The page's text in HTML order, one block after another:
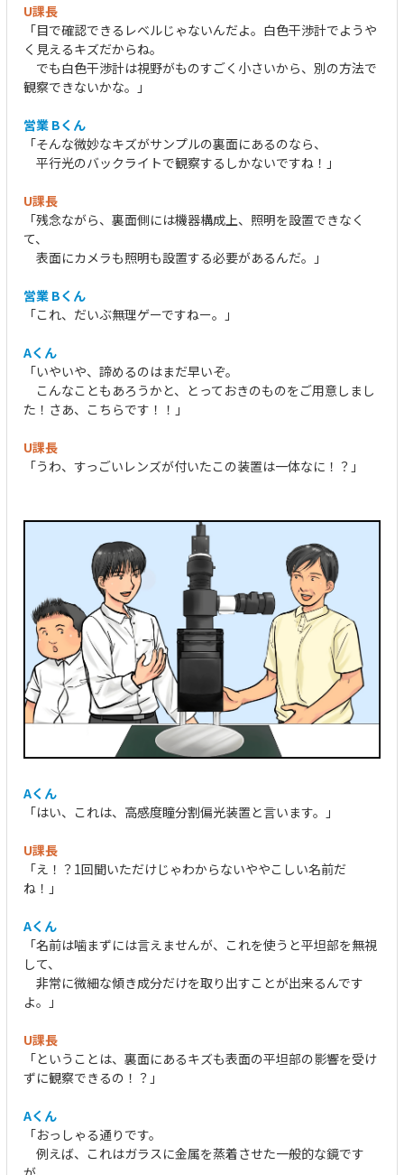
U課長
「目で確認できるレベルじゃないんだよ。白色干渉計でようや
く見えるキズだからね。
でも白色干渉計は視野がものすごく小さいから、別の方法で
観察できないかな。」
営業 Bくん
「そんな微妙なキズがサンプルの裏面にあるのなら、
平行光のバックライトで観察するしかないですね！」
U課長
「残念ながら、裏面側には機器構成上、照明を設置できなく
て、
表面にカメラも照明も設置する必要があるんだ。」
営業 Bくん
「これ、だいぶ無理ゲーですねー。」
Aくん
「いやいや、諦めるのはまだ早いぞ。
こんなこともあろうかと、とっておきのものをご用意しまし
た！さあ、こちらです！！」
U課長
「うわ、すっごいレンズが付いたこの装置は一体なに！？」
Aくん
「はい、これは、高感度瞳分割偏光装置と言います。」
U課長
「え！？1回聞いただけじゃわからないややこしい名前だ
ね！」
Aくん
「名前は噛まずには言えませんが、これを使うと平坦部を無視
して、
非常に微細な傾き成分だけを取り出すことが出来るんです
よ。」
U課長
「ということは、裏面にあるキズも表面の平坦部の影響を受け
ずに観察できるの！？」
Aくん
「おっしゃる通りです。
例えば、これはガラスに金属を蒸着させた一般的な鏡です